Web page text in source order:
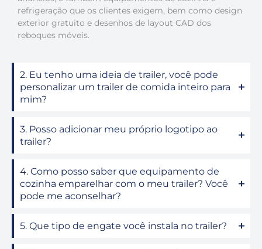
refrigeração que os clientes exigem, bem como design
exterior gratuito e desenhos de layout CAD dos
reboques móveis.
2. Eu tenho uma ideia de trailer, você pode
personalizar um trailer de comida inteiro para
mim?
3. Posso adicionar meu próprio logotipo ao
trailer?
4. Como posso saber que equipamento de
cozinha emparelhar com o meu trailer? Você
pode me aconselhar?
5. Que tipo de engate você instala no trailer?